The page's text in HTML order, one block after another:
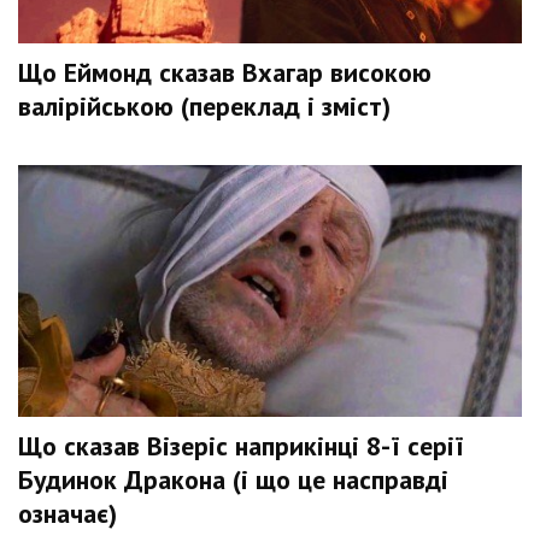
Що Еймонд сказав Вхагар високою
валірійською (переклад і зміст)
Що сказав Візеріс наприкінці 8-ї серії
Будинок Дракона (і що це насправді
означає)